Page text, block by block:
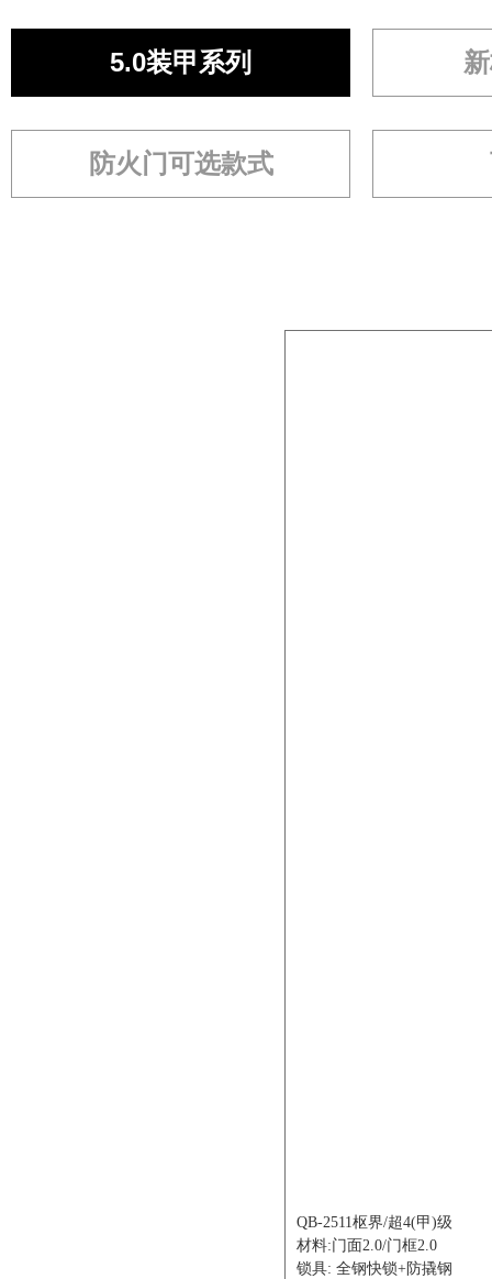
5.0装甲系列
防火门可选款式
QB-2511枢界/超4(甲)级
材料:门面2.0/门框2.0
锁具: 全钢快锁+防撬钢